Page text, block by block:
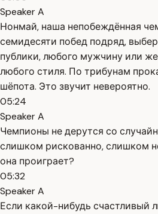
Speaker A
Нонмай, наша непобеждённая
семидесяти побед подряд,
публики, любого мужчину или
любого стиля. По трибунам
шёпота. Это звучит невероятно.
05:24
Speaker A
Чемпионы не дерутся со
слишком рискованно, слишком
она проиграет?
05:32
Speaker A
Если какой-нибудь счастливый